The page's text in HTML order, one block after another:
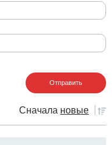
Сначала новые